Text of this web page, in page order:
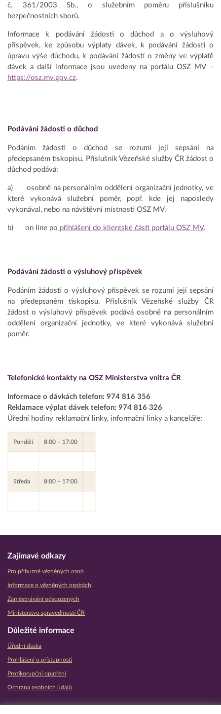
č. 361/2003 Sb., o služebním poměru příslušníku
bezpečnostních sborů.
Informace k podávání žádosti o důchod a o výsluhový
příspěvek, ke způsobu výplaty dávek, k podávání žádosti o
úpravu výše důchodu, k podávání žádostí o změny ve výplatě
dávek a další informace jsou uvedeny na portálu OSZ MV –
https://osz.mv.gov.cz.
Podávání žádosti o důchod
Podáním žádosti o důchod se rozumí její sepsání na
předepsaném tiskopisu. Příslušník Vězeňské služby ČR žádost o
důchod podává:
a) osobně na personálním oddělení organizační jednotky, ve
které vykonává služební poměr, popř. kde jej naposledy
vykonával, nebo na návštěvní místnosti OSZ MV,
b) on line po přihlášení do klientské části portálu OSZ MV.
Podávání žádosti o výsluhový příspěvek
Podáním žádosti o výsluhový příspěvek se rozumí její sepsání
na předepsaném tiskopisu. Příslušník Vězeňské služby ČR
žádost o výsluhový příspěvek podává osobně na personálním
oddělení organizační jednotky, ve které vykonává služební
poměr.
Telefonické kontakty na OSZ Ministerstva vnitra ČR
Informace o dávkách telefon: 974 816 356
Reklamace výplat dávek telefon: 974 816 326
Úřední hodiny reklamační linky, informační linky a kanceláře:
Pondělí 8:00 – 17:00
Středa 8:00 – 17:00
Zajímavé odkazy
Pro příbuzné vězněných osob
Informace o vězněných osobách
Zaměstnávání odsouzených
Ministerstvo spravedlnosti ČR
Důležité informace
Úřední deska
Prohlášení o přístupnosti
Protikorupční opatření
Ochrana osobních údajů